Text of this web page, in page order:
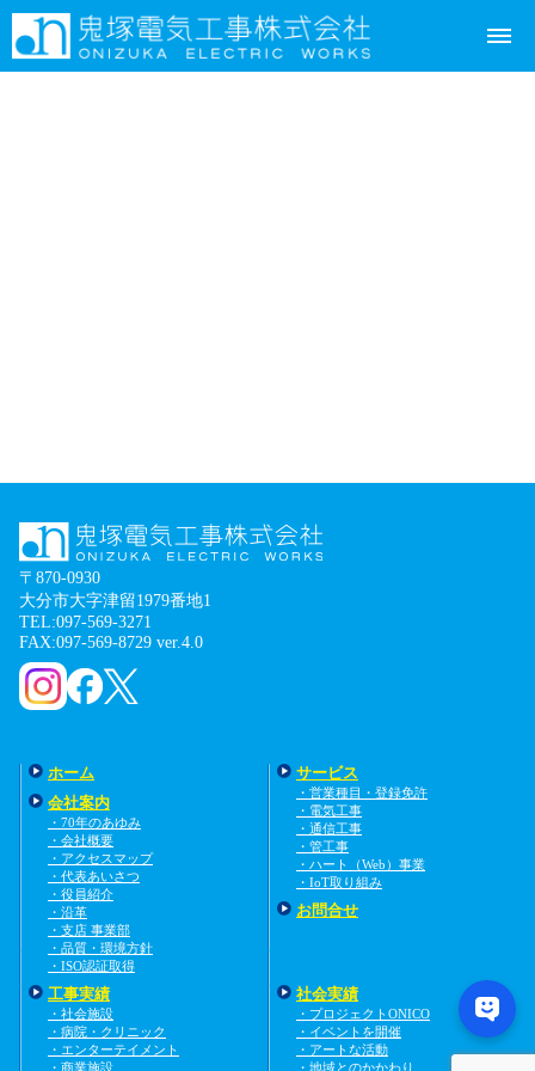
〒870-0930
大分市大字津留1979番地1
TEL:097-569-3271
FAX:097-569-8729 ver.4.0
ホーム
会社案内
・70年のあゆみ
・会社概要
・アクセスマップ
・代表あいさつ
・役員紹介
・沿革
・支店 事業部
・品質・環境方針
・ISO認証取得
サービス
・営業種目・登録免許
・電気工事
・通信工事
・管工事
・ハート（Web）事業
・IoT取り組み
お問合せ
工事実績
・社会施設
・病院・クリニック
・エンターテイメント
・商業施設
社会実績
・プロジェクトONICO
・イベントを開催
・アートな活動
・地域とのかかわり